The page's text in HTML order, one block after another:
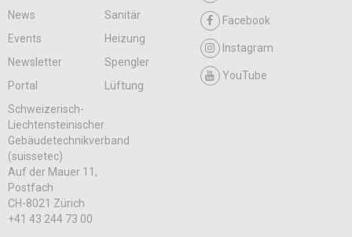
News
Sanitär
Events
Heizung
Newsletter
Spengler
Portal
Lüftung
Facebook
Instagram
YouTube
Schweizerisch-
Liechtensteinischer
Gebäudetechnikverband
(suissetec)
Auf der Mauer 11,
Postfach
CH-8021 Zürich
+41 43 244 73 00